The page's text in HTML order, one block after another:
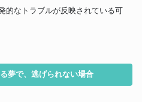
的なトラブルが反映されている可
夢で、逃げられない場合